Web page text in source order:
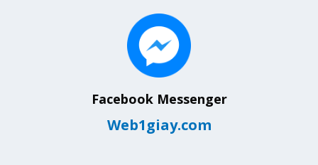
Facebook Messenger
Web1giay.com